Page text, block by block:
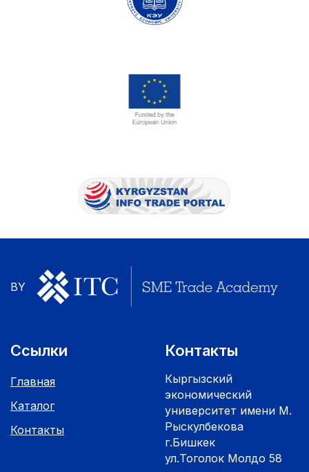
BY
Ссылки
Главная
Каталог
Контакты
Контакты
Кыргызский
экономический
университет имени М.
Рыскулбекова
г.Бишкек
ул.Тоголок Молдо 58